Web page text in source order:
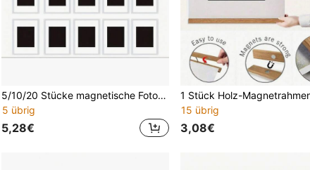
5/10/20 Stücke magnetische Fotorahmen, klare Kühlschrankmagnete, acrylähnliches Aussehen für Kühlschrank, Schrank, Büro - perfektes Geschenk für Familie, Freunde, Heimdekoration, vertikale Porträtausrichtung für Einzelbilder oder Collagen, süße Kühlschrankmagnete Geschenk
5 übrig
5,28€
15 übrig
3,08€